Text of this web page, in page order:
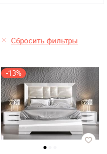
Сбросить фильтры
-13%